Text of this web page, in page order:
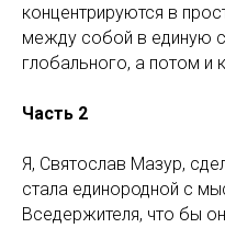
концентрируются в
между собой в единую
глобального, а потом и
Часть 2
Я, Святослав Мазур,
стала единородной с
Вседержителя, что бы